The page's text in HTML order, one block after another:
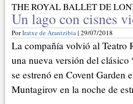
THE ROYAL BALLET DE
Un lago con cisnes
PorIratxe de Arantzibia| 29/07/2018
La compañía volvió al Teatro
una nueva versión del
se estrenó en Covent
Muntagirov en la noche de